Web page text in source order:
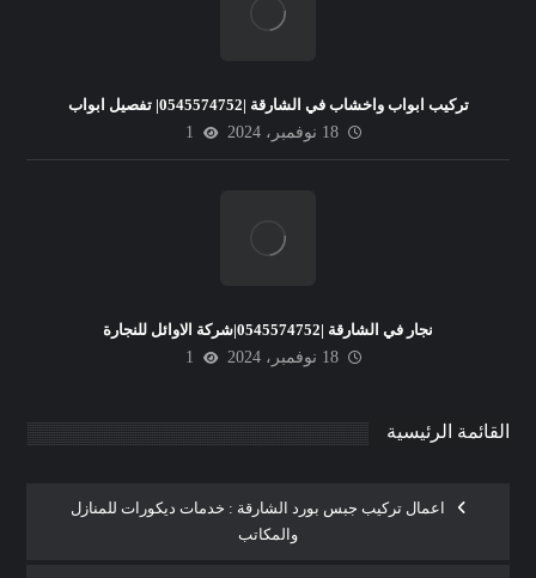
تركيب ابواب واخشاب في الشارقة |0545574752| تفصيل ابواب
18 نوفمبر، 2024
1
نجار في الشارقة |0545574752|شركة الاوائل للنجارة
18 نوفمبر، 2024
1
القائمة الرئيسية
اعمال تركيب جبس بورد الشارقة : خدمات ديكورات للمنازل
والمكاتب